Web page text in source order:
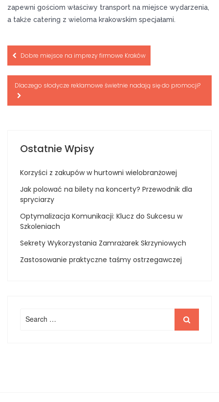
zapewni gościom właściwy transport na miejsce wydarzenia,
a także catering z wieloma krakowskim specjałami.
Nawigacja
wpisu
Dobre miejsce na imprezy firmowe Kraków
Dlaczego słodycze reklamowe świetnie nadają się do promocji?
Ostatnie Wpisy
Korzyści z zakupów w hurtowni wielobranżowej
Jak polować na bilety na koncerty? Przewodnik dla
spryciarzy
Optymalizacja Komunikacji: Klucz do Sukcesu w
Szkoleniach
Sekrety Wykorzystania Zamrażarek Skrzyniowych
Zastosowanie praktyczne taśmy ostrzegawczej
for:
Search